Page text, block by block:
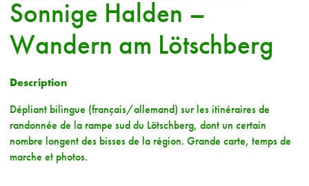
Sonnige Halden –
Wandern am Lötschberg
Description
Dépliant bilingue (français/allemand) sur les itinéraires de
randonnée de la rampe sud du Lötschberg, dont un certain
nombre longent des bisses de la région. Grande carte, temps de
marche et photos.